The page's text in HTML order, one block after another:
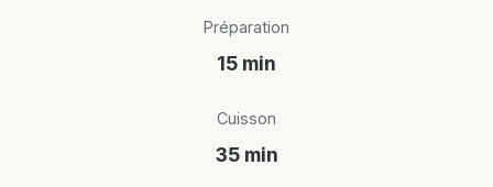
Préparation
15 min
Cuisson
35 min